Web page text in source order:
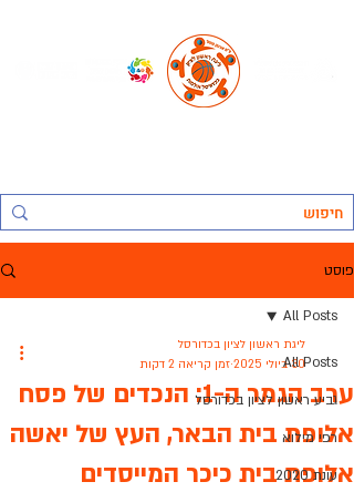
פוסט
All Posts
גביע ראשון לציון בכדורסל
רפי מילוא
עונת 2020
All Posts
ערב הגמר ה-1: הנכדים של פסח
אלופת בית הבאר, העץ של יאשה
אלופת בית כיכר המייסדים
ליגת ראשון לציון בכדורסל
30 ביולי 2025
זמן קריאה 2 דקות